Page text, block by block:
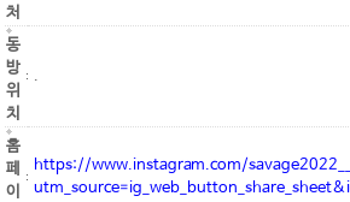
처
동
방
위
치
.
홈
페
이
https://www.instagram.com/